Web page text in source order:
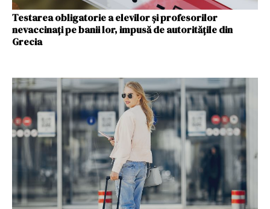
Testarea obligatorie a elevilor și profesorilor
nevaccinați pe banii lor, impusă de autoritățile din
Grecia